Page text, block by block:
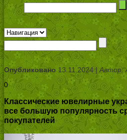
Опубликовано13.11.2024 | Автор:
0
Классические ювелирные
все большую популярность
покупателей